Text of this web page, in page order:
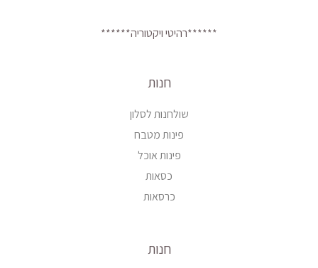
******רהיטי ויקטוריה******
חנות
שולחנות לסלון
פינות מטבח
פינות אוכל
כסאות
כרסאות
חנות